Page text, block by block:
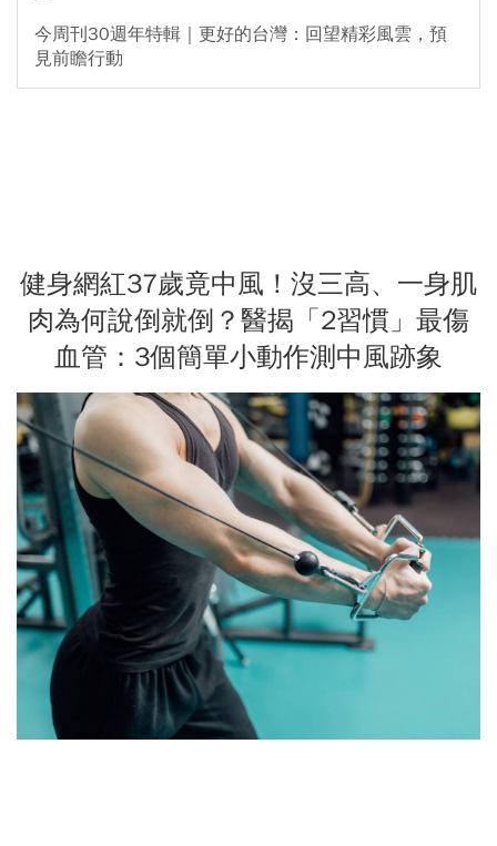
今周刊30週年特輯｜更好的台灣：回望精彩風雲，預
見前瞻行動
健身網紅37歲竟中風！沒三高、一身肌
肉為何說倒就倒？醫揭「2習慣」最傷
血管：3個簡單小動作測中風跡象